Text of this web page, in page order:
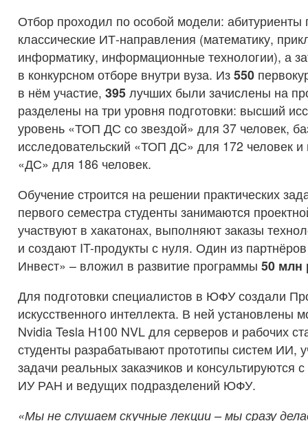
Отбор проходил по особой модели: абитуриенты
классические ИТ-направления (математику,
информатику, информационные технологии), а
в конкурсном отборе внутри вуза. Из 550
в нём участие, 395 лучших были зачислены на
разделены на три уровня подготовки: высший
уровень «ТОП ДС со звездой» для 37 человек,
исследовательский «ТОП ДС» для 172 человек и
«ДС» для 186 человек.
Обучение строится на решении практических
первого семестра студенты занимаются
участвуют в хакатонах, выполняют заказы
и создают IT-продукты с нуля. Один из
Инвест» – вложил в развитие программы 50 млн
Для подготовки специалистов в ЮФУ создали
искусственного интеллекта. В ней установлены
Nvidia Tesla H100 NVL для серверов и рабочих
студенты разрабатывают прототипы систем ИИ,
задачи реальных заказчиков и консультируются
ИУ РАН и ведущих подразделений ЮФУ.
«Мы не слушаем скучные лекции –мы сразу